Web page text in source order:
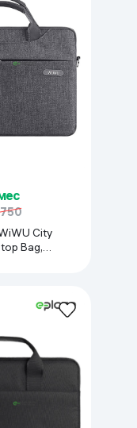
фурнитура.
Bag,